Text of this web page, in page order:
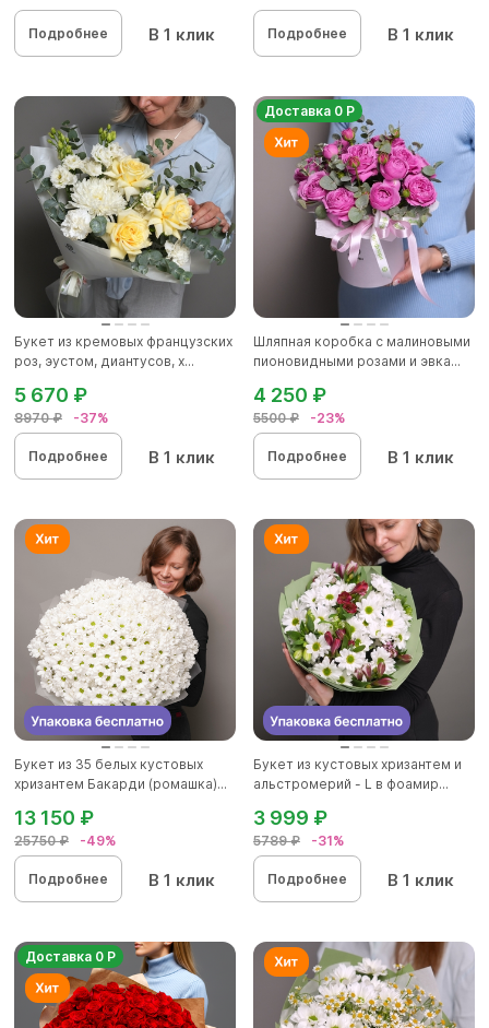
Подробнее В 1 клик Подробнее В 1 клик
Букет из кремовых французских
роз, эустом, диантусов, х...
8970 ₽ -37%
5 670 ₽
Подробнее В 1 клик
Доставка 0 Р
Шляпная коробка с малиновыми
пионовидными розами и эвка...
5500 ₽ -23%
4 250 ₽
Подробнее В 1 клик
Букет из 35 белых кустовых
хризантем Бакарди (ромашка)...
25750 ₽ -49%
13 150 ₽
Подробнее В 1 клик
Букет из кустовых хризантем и
альстромерий - L в фоамир...
5789 ₽ -31%
3 999 ₽
Подробнее В 1 клик
Доставка 0 Р